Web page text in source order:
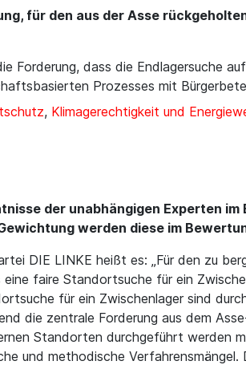
für den aus der Asse
Forderung, dass die Endlagersuche
Prozesses mit
, Klimagerechtigkeit und
der unabhängigen Experten
werden diese im
DIE LINKE heißt es: „Für den zu
faire Standortsuche für ein
für ein Zwischenlager sind
die zentrale Forderung aus dem
Standorten durchgeführt werden
und methodische